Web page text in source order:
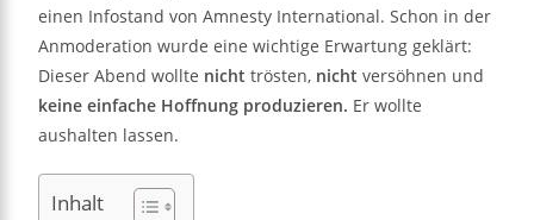
einen Infostand von Amnesty International. Schon in der
Anmoderation wurde eine wichtige Erwartung geklärt:
Dieser Abend wollte nicht trösten, nicht versöhnen und
keine einfache Hoffnung produzieren. Er wollte
aushalten lassen.
Inhalt